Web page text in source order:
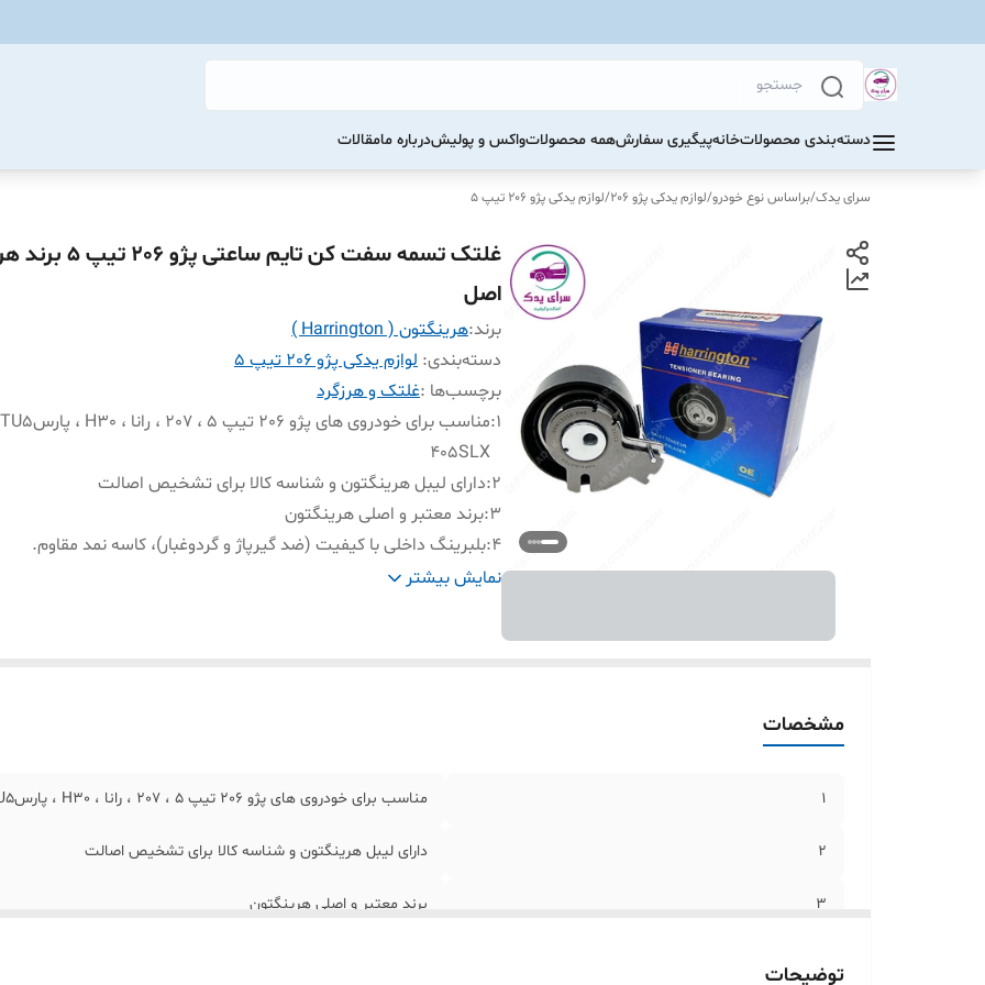
دسته‌بندی محصولاتخانهپیگیری سفارشهمه محصولاتواکس و پولیشدرباره مامقالات
سرای یدک/براساس نوع خودرو/لوازم یدکی پژو 206 /لوازم یدکی پژو 206 تیپ 5
غلتک تسمه سفت کن تایم
اصل
برند:هرینگتون ( Harrington )
دسته‌بندی: لوازم یدکی پژو 206 تیپ 5
برچسب‌ها :غلتک و هرزگرد
1
:
405SLX
2
:دارای لیبل هرینگتون و شناسه کالا برای تشخیص اصالت
3
:برند معتبر و اصلی هرینگتون
4
:بلبرینگ داخلی با کیفیت (ضد گیرپاژ و گردوغبار)، کاسه نمد مقاوم.
5
:ساخت تایوان ( با کیفیت خوب و قیمت مناسب نسبت به اورجینال
نمایش بیشتر
مشخصات
1 مناسب برای خودروی های پژو 206 تیپ 5 ، 207 ، رانا ، H30 ، پارسTU5 و 405SLX
2 دارای لیبل هرینگتون و شناسه کالا برای تشخیص اصالت
3 برند معتبر و اصلی هرینگتون
توضیحات